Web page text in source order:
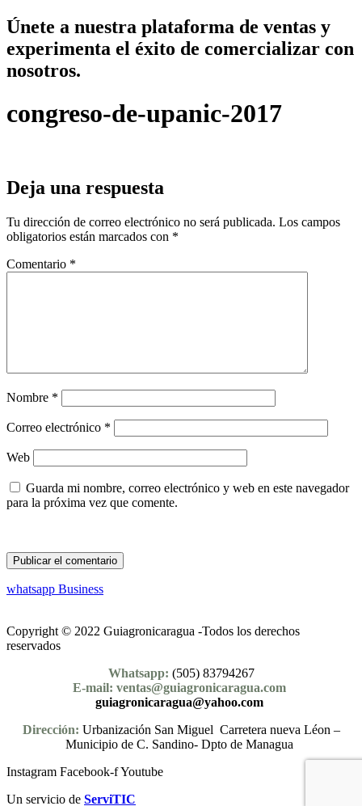
Únete a nuestra plataforma de ventas y
experimenta el éxito de comercializar con
nosotros.
congreso-de-upanic-2017
Deja una respuesta
Tu dirección de correo electrónico no será publicada. Los campos
obligatorios están marcados con *
Comentario *
Nombre *
Correo electrónico *
Web
Guarda mi nombre, correo electrónico y web en este navegador
para la próxima vez que comente.
whatsapp Business
Copyright © 2022 Guiagronicaragua -Todos los derechos
reservados
Whatsapp: (505) 83794267
E-mail: ventas@guiagronicaragua.com
guiagronicaragua@yahoo.com
Dirección: Urbanización San Miguel Carretera nueva Léon –
Municipio de C. Sandino- Dpto de Managua
Instagram Facebook-fYoutube
Un servicio de ServiTIC